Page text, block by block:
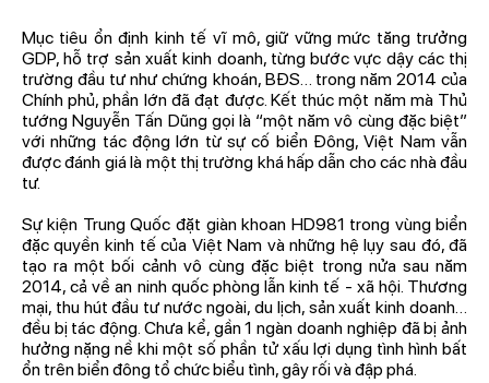
Mục tiêu ổn định kinh tế vĩ mô, giữ vững mức tăng trưởng
GDP, hỗ trợ sản xuất kinh doanh, từng bước vực dậy các thị
trường đầu tư như chứng khoán, BĐS… trong năm 2014 của
Chính phủ, phần lớn đã đạt được. Kết thúc một năm mà Thủ
tướng Nguyễn Tấn Dũng gọi là “một năm vô cùng đặc biệt”
với những tác động lớn từ sự cố biển Đông, Việt Nam vẫn
được đánh giá là một thị trường khá hấp dẫn cho các nhà đầu
tư.
Sự kiện Trung Quốc đặt giàn khoan HD981 trong vùng biển
đặc quyền kinh tế của Việt Nam và những hệ lụy sau đó, đã
tạo ra một bối cảnh vô cùng đặc biệt trong nửa sau năm
2014, cả về an ninh quốc phòng lẫn kinh tế - xã hội. Thương
mại, thu hút đầu tư nước ngoài, du lịch, sản xuất kinh doanh…
đều bị tác động. Chưa kể, gần 1 ngàn doanh nghiệp đã bị ảnh
hưởng nặng nề khi một số phần tử xấu lợi dụng tình hình bất
ổn trên biển đông tổ chức biểu tình, gây rối và đập phá.